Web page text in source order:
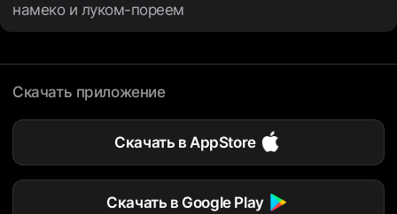
намеко и луком-пореем
Скачать приложение
Скачать в AppStore
Скачать в Google Play